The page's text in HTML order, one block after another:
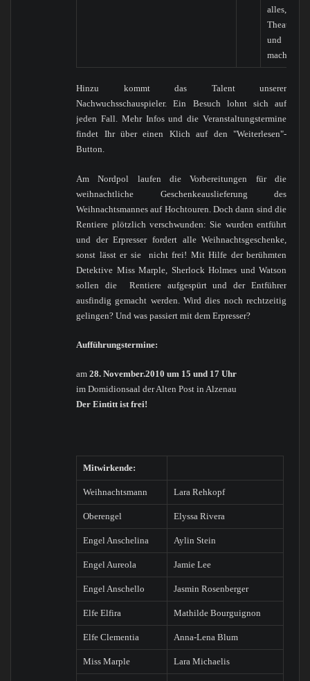
alles,
und
macht.
Hinzu kommt das Talent unserer
Nachwuchsschauspieler. Ein Besuch lohnt sich auf
jeden Fall. Mehr Infos und die Veranstaltungstermine
findet Ihr über einen Klich auf den "Weiterlesen"-
Button.
Am Nordpol laufen die Vorbereitungen für die
weihnachtliche Geschenkeauslieferung des
Weihnachtsmannes auf Hochtouren. Doch dann sind die
Rentiere plötzlich verschwunden: Sie wurden entführt
und der Erpresser fordert alle Weihnachtsgeschenke,
sonst lässt er sie nicht frei! Mit Hilfe der berühmten
Detektive Miss Marple, Sherlock Holmes und Watson
sollen die Rentiere aufgespürt und der Entführer
ausfindig gemacht werden. Wird dies noch rechtzeitig
gelingen? Und was passiert mit dem Erpresser?
Aufführungstermine:
am28. November.2010 um 15 und 17 Uhr
im Domidionsaal der Alten Post in Alzenau
Der Eintitt ist frei!
Mitwirkende:
Weihnachtsmann Lara Rehkopf
Oberengel Elyssa Rivera
Engel Anschelina Aylin Stein
Engel Aureola Jamie Lee
Engel Anschello Jasmin Rosenberger
Elfe Elfira Mathilde Bourguignon
Elfe Clementia Anna-Lena Blum
Miss Marple Lara Michaelis